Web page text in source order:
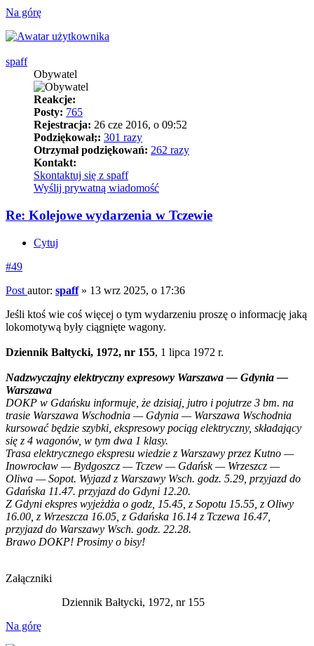
Na górę
spaff
Obywatel
Reakcje:
Posty: 765
Rejestracja: 26 cze 2016, o 09:52
Podziękował;: 301 razy
Otrzymał podziękowań: 262 razy
Kontakt:
Skontaktuj się z spaff
Wyślij prywatną wiadomość
Re: Kolejowe wydarzenia w Tczewie
Cytuj
#49
Post autor: spaff» 13 wrz 2025, o 17:36
Jeśli ktoś wie coś więcej o tym wydarzeniu proszę o informację jaką
lokomotywą były ciągnięte wagony.
Dziennik Bałtycki, 1972, nr 155, 1 lipca 1972 r.
Nadzwyczajny elektryczny expresowy Warszawa — Gdynia —
Warszawa
DOKP w Gdańsku informuje, że dzisiaj, jutro i pojutrze 3 bm. na
trasie Warszawa Wschodnia — Gdynia — Warszawa Wschodnia
kursować będzie szybki, ekspresowy pociąg elektryczny, składający
się z 4 wagonów, w tym dwa 1 klasy.
Trasa elektrycznego ekspresu wiedzie z Warszawy przez Kutno —
Inowrocław — Bydgoszcz — Tczew — Gdańsk — Wrzeszcz —
Oliwa — Sopot. Wyjazd z Warszawy Wsch. godz. 5.29, przyjazd do
Gdańska 11.47. przyjazd do Gdyni 12.20.
Z Gdyni ekspres wyjeżdża o godz, 15.45, z Sopotu 15.55, z Oliwy
16.00, z Wrzeszcza 16.05, z Gdańska 16.14 z Tczewa 16.47,
przyjazd do Warszawy Wsch. godz. 22.28.
Brawo DOKP! Prosimy o bisy!
Załączniki
Dziennik Bałtycki, 1972, nr 155
Na górę